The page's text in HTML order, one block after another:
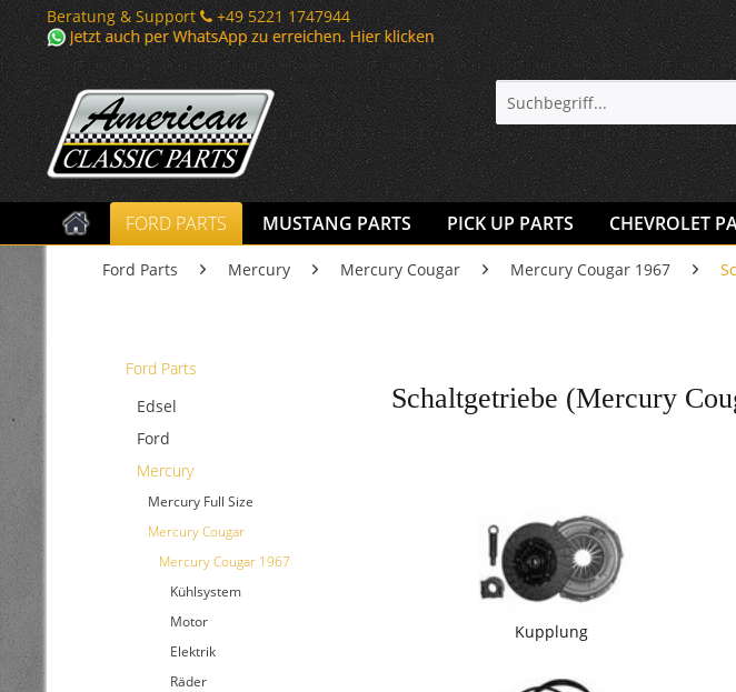
Beratung & Support
+49 5221 1747944
FORD PARTS MUSTANG PARTS PICK UP PARTS CHEVROLET
Ford Parts Mercury Mercury Cougar Mercury Cougar 1967
Ford Parts
Edsel
Ford
Mercury
Mercury Full Size
Mercury Cougar
Mercury Cougar 1967
Kühlsystem
Motor
Elektrik
Räder
Schaltgetriebe (Mercury
Kupplung